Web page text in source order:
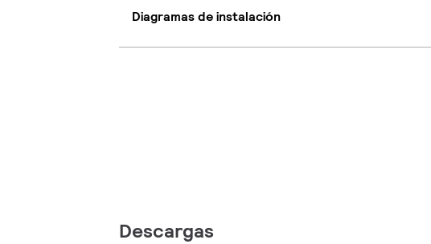
Diagramas de instalación
Descargas